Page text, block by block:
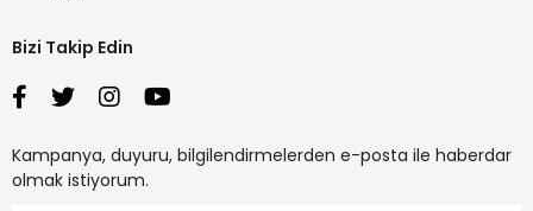
Bizi Takip Edin
Kampanya, duyuru, bilgilendirmelerden e-posta ile haberdar
olmak istiyorum.